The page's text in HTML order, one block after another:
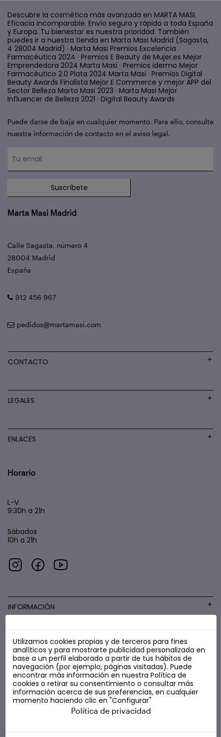
Descubre la cosmética más avanzada en MARTA MASI.
Eficacia incomparable. Envío seguro y rápido a toda España
y Europa. Tu bienestar es nuestra prioridad. También
puedes ir a nuestra tienda en Marta Masi Madrid (Sagasta,
4 28004 Madrid) · Marta Masi Premios Excelencia
Farmacéutica 2024 · Premios E Beauty de Mujer.es Mejor
Emprendedora 2024 Marta Masi · Premios idermo Mejor
Farmacéutico 2.0 Plata 2024 Marta Masi · Premios Digital
Beauty Awards Finalista Mejor E Commerce y mejor APP del
Sector Belleza Marta Masi 2023 · Marta Masi Mejor
Influencer de Belleza 2021 · Digital Beauty Awards
Puede darse de baja en cualquier momento. Para ello, consulte
nuestra información de contacto en el aviso legal.
Suscríbete
Marta Masi Madrid
Calle Sagasta, número 4
28004 Madrid
España
912 456 967
pedidos@martamasi.com
CONTACTO
LEGALES
ENLACES
Horario
L-V
9:30h a 21h
Sábados
10h a 21h
INFORMACIÓN
COSMÉTICA LOW COST
Utilizamos cookies propias y de terceros para fines
analíticos y para mostrarte publicidad personalizada en
base a un perfil elaborado a partir de tus hábitos de
navegación (por ejemplo, páginas visitadas). Puede
encontrar más información en nuestra Política de
cookies o retirar su consentimiento o consultar más
información acerca de sus preferencias, en cualquier
momento haciendo clic en "Configurar"
Política de privacidad